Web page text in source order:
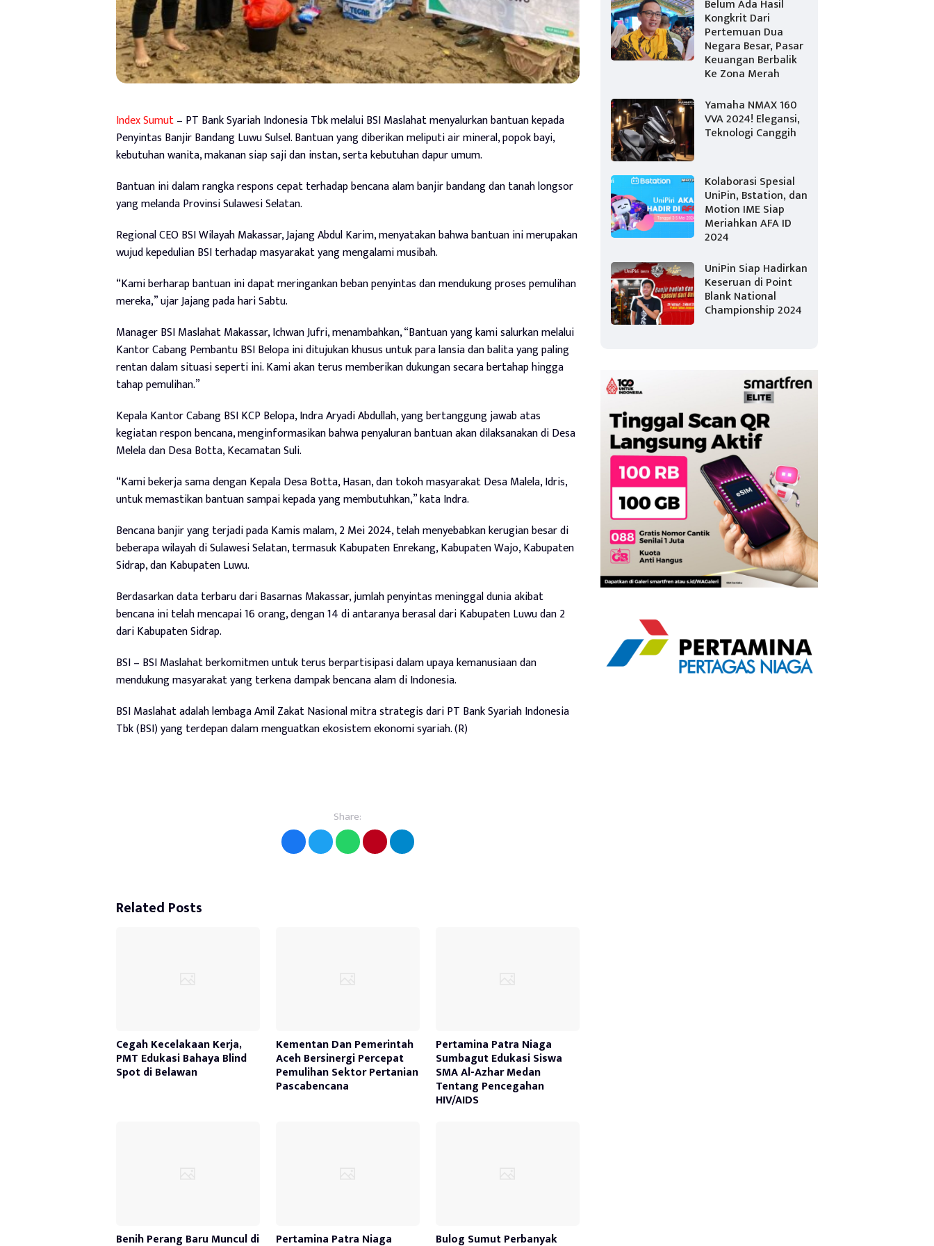
Index Sumut– PT Bank Syariah Indonesia Tbk melalui BSI Maslahat menyalurkan bantuan kepada
Penyintas Banjir Bandang Luwu Sulsel. Bantuan yang diberikan meliputi air mineral, popok bayi,
kebutuhan wanita, makanan siap saji dan instan, serta kebutuhan dapur umum.
Bantuan ini dalam rangka respons cepat terhadap bencana alam banjir bandang dan tanah longsor
yang melanda Provinsi Sulawesi Selatan.
Regional CEO BSI Wilayah Makassar, Jajang Abdul Karim, menyatakan bahwa bantuan ini merupakan
wujud kepedulian BSI terhadap masyarakat yang mengalami musibah.
“Kami berharap bantuan ini dapat meringankan beban penyintas dan mendukung proses pemulihan
mereka,” ujar Jajang pada hari Sabtu.
Manager BSI Maslahat Makassar, Ichwan Jufri, menambahkan, “Bantuan yang kami salurkan melalui
Kantor Cabang Pembantu BSI Belopa ini ditujukan khusus untuk para lansia dan balita yang paling
rentan dalam situasi seperti ini. Kami akan terus memberikan dukungan secara bertahap hingga
tahap pemulihan.”
Kepala Kantor Cabang BSI KCP Belopa, Indra Aryadi Abdullah, yang bertanggung jawab atas
kegiatan respon bencana, menginformasikan bahwa penyaluran bantuan akan dilaksanakan di Desa
Melela dan Desa Botta, Kecamatan Suli.
“Kami bekerja sama dengan Kepala Desa Botta, Hasan, dan tokoh masyarakat Desa Malela, Idris,
untuk memastikan bantuan sampai kepada yang membutuhkan,” kata Indra.
Bencana banjir yang terjadi pada Kamis malam, 2 Mei 2024, telah menyebabkan kerugian besar di
beberapa wilayah di Sulawesi Selatan, termasuk Kabupaten Enrekang, Kabupaten Wajo, Kabupaten
Sidrap, dan Kabupaten Luwu.
Berdasarkan data terbaru dari Basarnas Makassar, jumlah penyintas meninggal dunia akibat
bencana ini telah mencapai 16 orang, dengan 14 di antaranya berasal dari Kabupaten Luwu dan 2
dari Kabupaten Sidrap.
BSI – BSI Maslahat berkomitmen untuk terus berpartisipasi dalam upaya kemanusiaan dan
mendukung masyarakat yang terkena dampak bencana alam di Indonesia.
BSI Maslahat adalah lembaga Amil Zakat Nasional mitra strategis dari PT Bank Syariah Indonesia
Tbk (BSI) yang terdepan dalam menguatkan ekosistem ekonomi syariah. (R)
Share:
Related Posts
Cegah Kecelakaan Kerja,
PMT Edukasi Bahaya Blind
Spot di Belawan
Kementan Dan Pemerintah
Aceh Bersinergi Percepat
Pemulihan Sektor Pertanian
Pascabencana
Pertamina Patra Niaga
Sumbagut Edukasi Siswa
SMA Al-Azhar Medan
Tentang Pencegahan
HIV/AIDS
Benih Perang Baru Muncul di Pertamina Patra Niaga Bulog Sumut Perbanyak
Belum Ada Hasil
Kongkrit Dari
Pertemuan Dua
Negara Besar, Pasar
Keuangan Berbalik
Ke Zona Merah
Yamaha NMAX 160
VVA 2024! Elegansi,
Teknologi Canggih
Kolaborasi Spesial
UniPin, Bstation, dan
Motion IME Siap
Meriahkan AFA ID
2024
UniPin Siap Hadirkan
Keseruan di Point
Blank National
Championship 2024